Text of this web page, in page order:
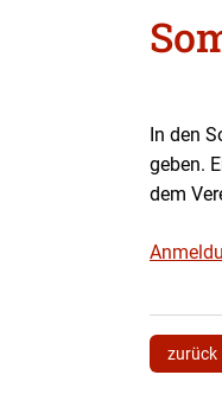
In den
geben.
dem
zurück